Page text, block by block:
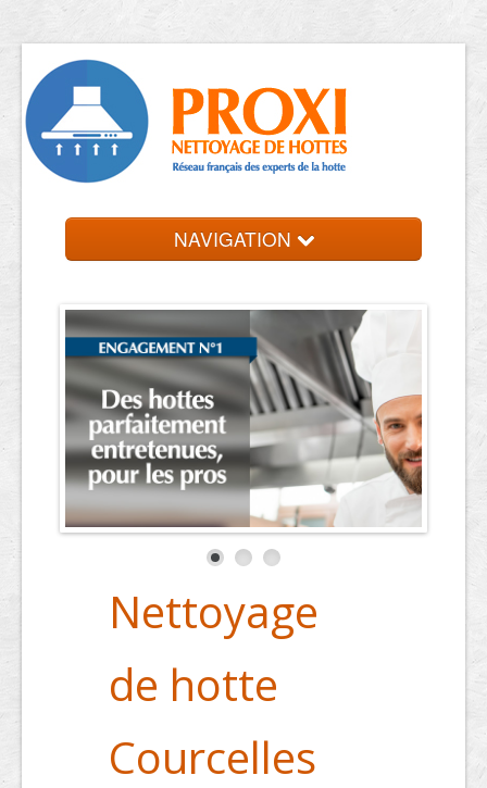
NAVIGATION
Trouver votre entreprise
Contact et devis
Nettoyage
de hotte
Courcelles